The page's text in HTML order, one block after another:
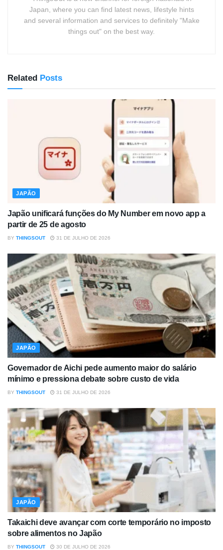
Japan, where you can find latest news, lifestyle hints
and several information and services to definitely "Make
things out" on the best way.
Related Posts
JAPÃO
Japão unificará funções do My Number em novo app a
partir de 25 de agosto
BY THINGSOUT 31 DE JULHO DE 2026
JAPÃO
Governador de Aichi pede aumento maior do salário
mínimo e pressiona debate sobre custo de vida
BY THINGSOUT 31 DE JULHO DE 2026
JAPÃO
Takaichi deve avançar com corte temporário no imposto
sobre alimentos no Japão
BY THINGSOUT 30 DE JULHO DE 2026